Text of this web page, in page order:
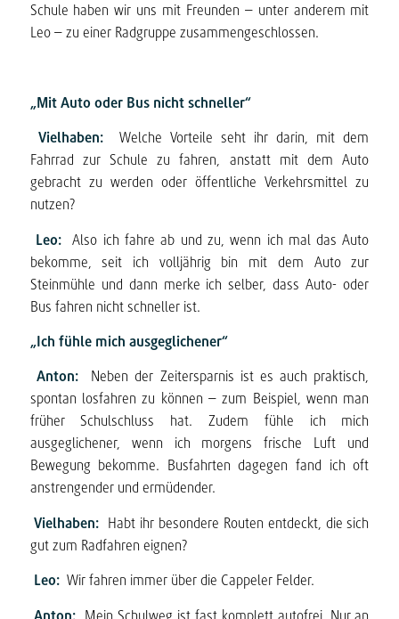
Schule haben wir uns mit Freunden – unter anderem mit
Leo – zu einer Radgruppe zusammengeschlossen.
„Mit Auto oder Bus nicht schneller“
Vielhaben: Welche Vorteile seht ihr darin, mit dem
Fahrrad zur Schule zu fahren, anstatt mit dem Auto
gebracht zu werden oder öffentliche Verkehrsmittel zu
nutzen?
Leo:Also ich fahre ab und zu, wenn ich mal das Auto
bekomme, seit ich volljährig bin mit dem Auto zur
Steinmühle und dann merke ich selber, dass Auto- oder
Bus fahren nicht schneller ist.
„Ich fühle mich ausgeglichener“
Anton: Neben der Zeitersparnis ist es auch praktisch,
spontan losfahren zu können – zum Beispiel, wenn man
früher Schulschluss hat. Zudem fühle ich mich
ausgeglichener, wenn ich morgens frische Luft und
Bewegung bekomme. Busfahrten dagegen fand ich oft
anstrengender und ermüdender.
Vielhaben: Habt ihr besondere Routen entdeckt, die sich
gut zum Radfahren eignen?
Leo: Wir fahren immer über die Cappeler Felder.